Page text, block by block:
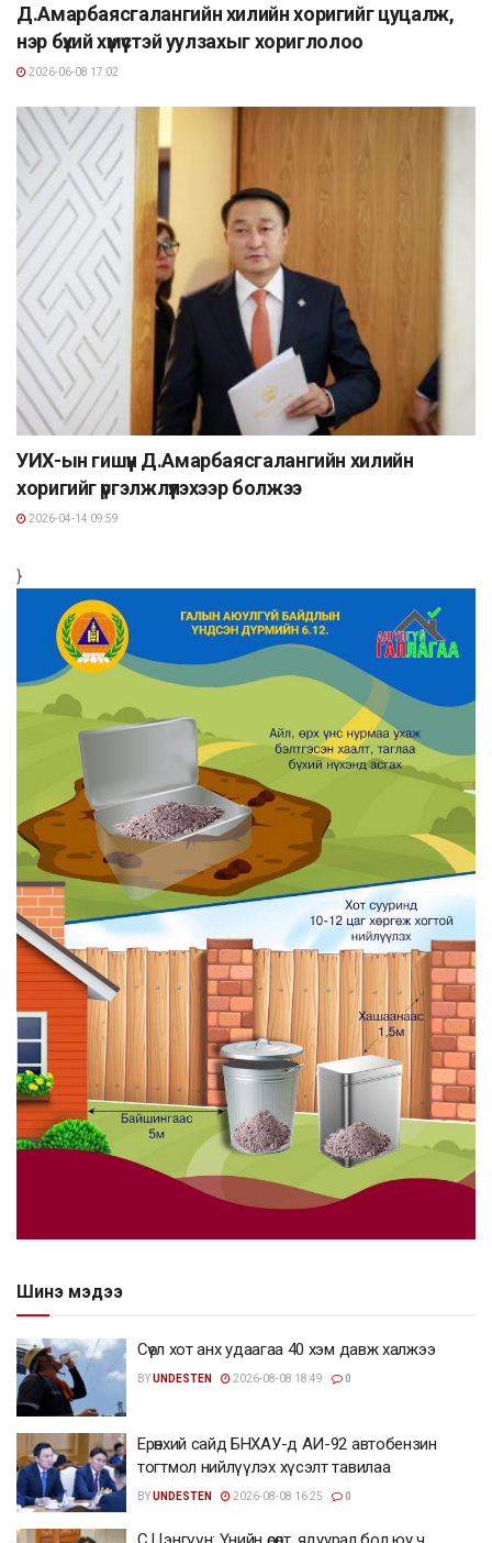
Д.Амарбаясгалангийн хилийн хоригийг цуцалж,
нэр бүхий хүмүүстэй уулзахыг хориглолоо
2026-06-08 17:02
УИХ-ын гишүүн Д.Амарбаясгалангийн хилийн
хоригийг үргэлжлүүлэхээр болжээ
2026-04-14 09:59
}
Шинэ мэдээ
Сөүл хот анх удаагаа 40 хэм давж халжээ
BYUNDESTEN 2026-08-08 18:49 0
Ерөнхий сайд БНХАУ-д АИ-92 автобензин
тогтмол нийлүүлэх хүсэлт тавилаа
BYUNDESTEN 2026-08-08 16:25 0